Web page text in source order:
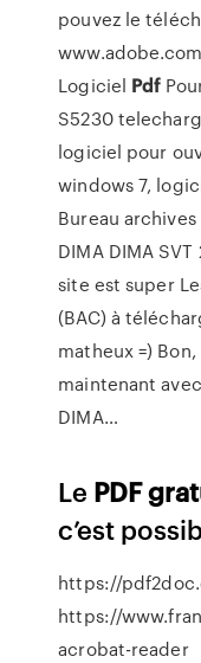
pouvez le
Logiciel Pdf
S5230
logiciel pour
windows 7,
Bureau
DIMA DIMA SVT
site est super
(BAC) à
matheux =)
maintenant
DIMA…
Le PDF
c’est
https://
https://
acrobat-reader